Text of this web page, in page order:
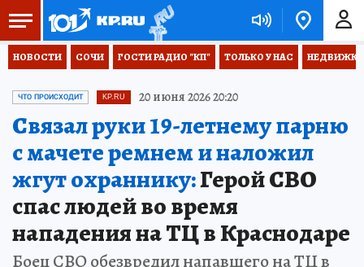
НОВОСТИ СОЧИ ГОСТИ РАДИО "КП" ТОЛЬКО У НАС НЕДВИЖКА
ЧТО ПРОИСХОДИТ KP.RU 20 июня 2026 20:20
Связал руки 19-летнему парню
с мачете ремнем и наложил
жгут охраннику:Герой СВО
спас людей во время
нападения на ТЦ в Краснодаре
Боец СВО обезвредил напавшего на ТЦ в